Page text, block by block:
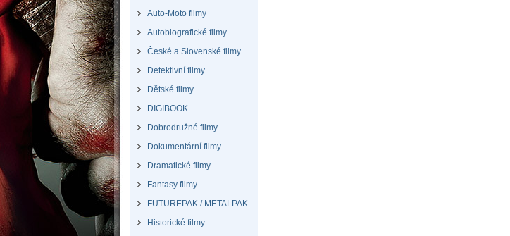
Auto-Moto filmy
Autobiografické filmy
České a Slovenské filmy
Detektivní filmy
Dětské filmy
DIGIBOOK
Dobrodružné filmy
Dokumentární filmy
Dramatické filmy
Fantasy filmy
FUTUREPAK / METALPAK
Historické filmy